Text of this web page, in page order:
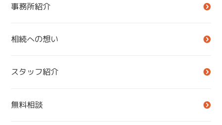
事務所紹介
相続への想い
スタッフ紹介
無料相談